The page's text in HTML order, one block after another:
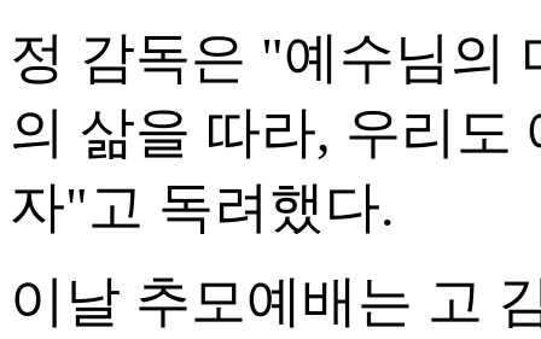
정 감독은 "예수님의
의 삶을 따라, 우리도
자"고 독려했다.
이날 추모예배는 고